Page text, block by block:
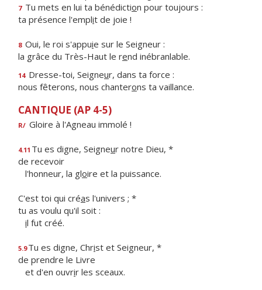
7 Tu mets en lui ta bénédiction pour toujours :
ta présence l'emplit de joie !
8 Oui, le roi s'appuie sur le Seigneur :
la grâce du Très-Haut le rend inébranlable.
14 Dresse-toi, Seigneur, dans ta force :
nous fêterons, nous chanterons ta vaillance.
CANTIQUE (AP 4-5)
R/ Gloire à l'Agneau immolé !
4.11 Tu es digne, Seigneur notre Dieu, *
de recevoir
l'honneur, la gloire et la puissance.
C'est toi qui créas l'univers ; *
tu as voulu qu'il soit :
il fut créé.
5.9 Tu es digne, Christ et Seigneur, *
de prendre le Livre
et d'en ouvrir les sceaux.